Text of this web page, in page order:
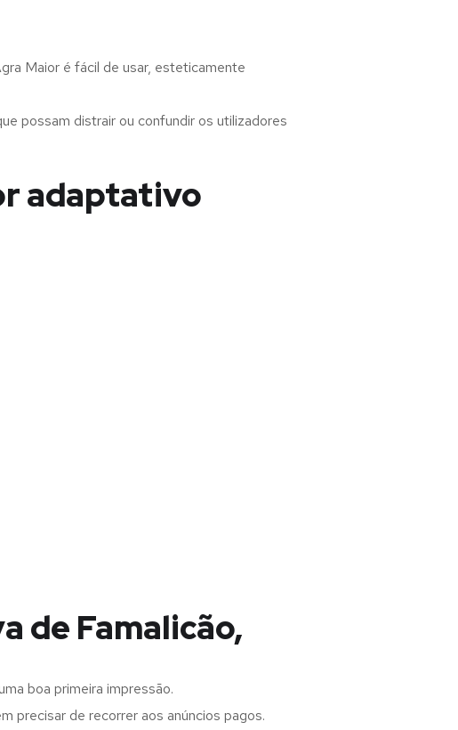
Maior é fácil de usar, esteticamente
possam distrair ou confundir os utilizadores
adaptativo
de Famalicão,
boa primeira impressão.
precisar de recorrer aos anúncios pagos.